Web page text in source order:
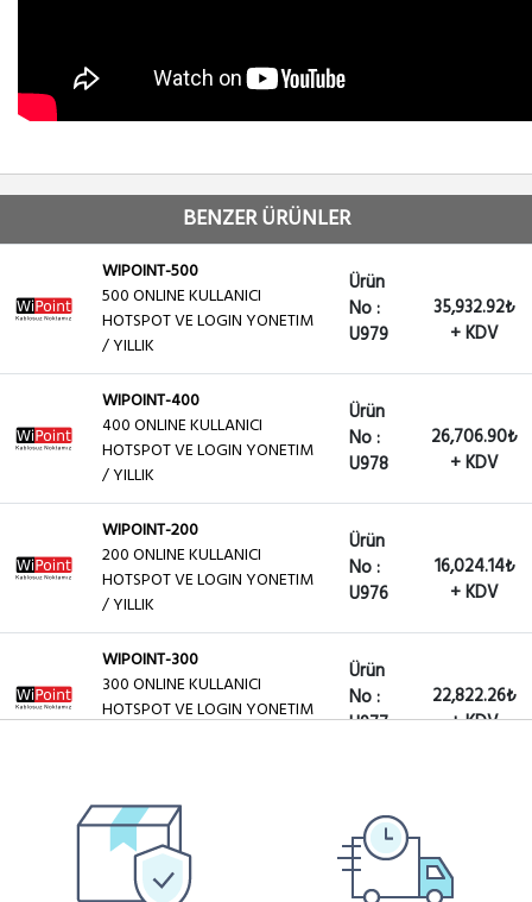
BENZER ÜRÜNLER
WIPOINT-500
500 ONLINE KULLANICI
HOTSPOT VE LOGIN YONETIM
/ YILLIK
Ürün
No :
U979
35,932.92₺
+ KDV
WIPOINT-400
400 ONLINE KULLANICI
HOTSPOT VE LOGIN YONETIM
/ YILLIK
Ürün
No :
U978
26,706.90₺
+ KDV
WIPOINT-200
200 ONLINE KULLANICI
HOTSPOT VE LOGIN YONETIM
/ YILLIK
Ürün
No :
U976
16,024.14₺
+ KDV
WIPOINT-300
300 ONLINE KULLANICI
HOTSPOT VE LOGIN YONETIM
Ürün
No :
U977
22,822.26₺
+ KDV
100 ONLİNE KULLANICI
HOTSPOT VE LOGIN YONETIM
/ YILLIK
No :
U975